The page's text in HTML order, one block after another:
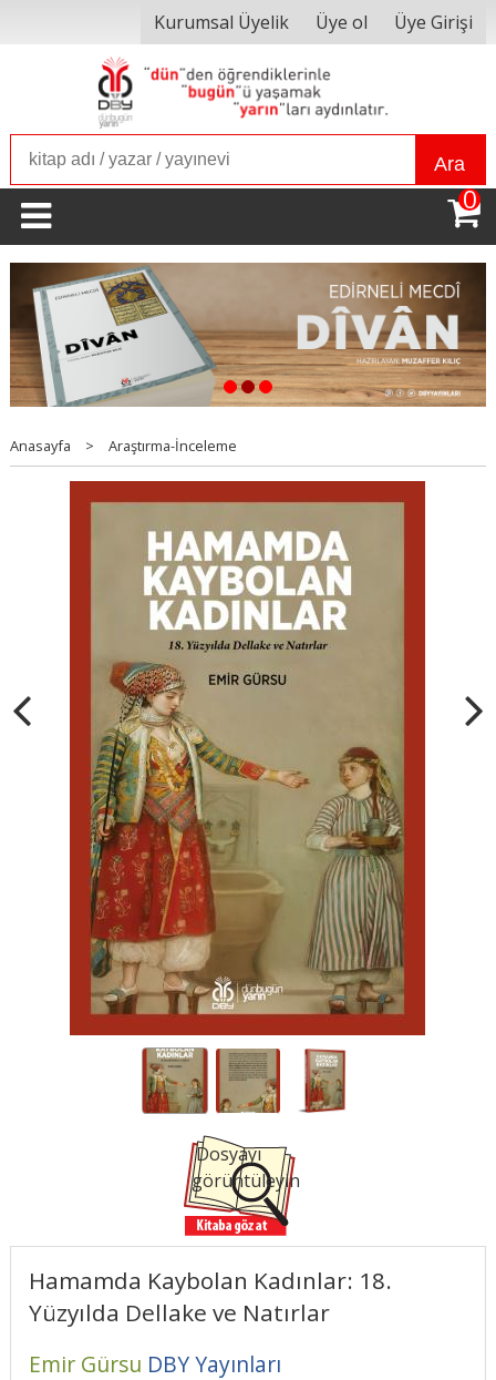
Kurumsal Üyelik Üye ol Üye Girişi
Ara
0
1 2 3
Anasayfa > Araştırma-İnceleme
Dosyayı
görüntüleyin
Hamamda Kaybolan Kadınlar: 18.
Yüzyılda Dellake ve Natırlar
Emir Gürsu DBY Yayınları